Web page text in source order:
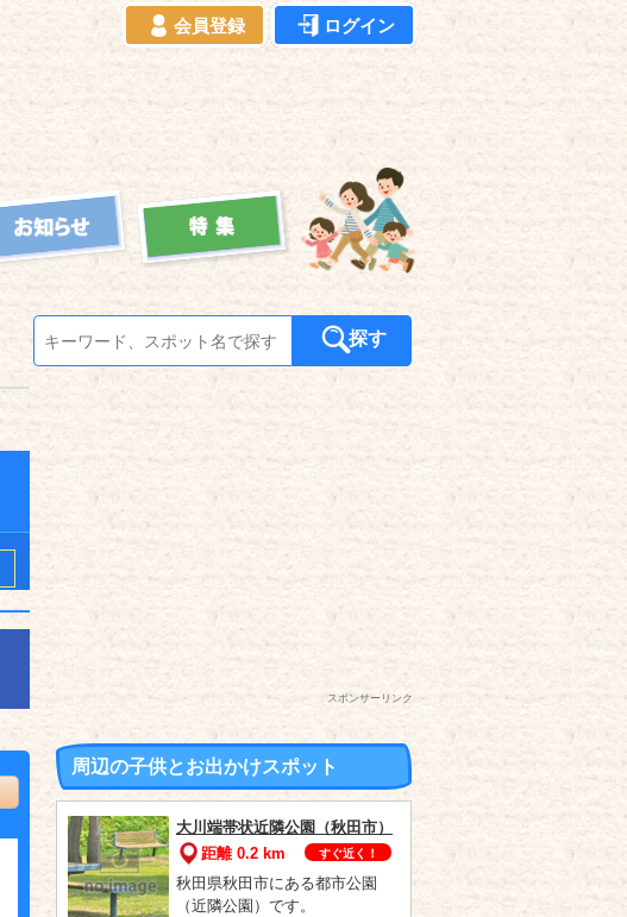
会員登録 ログイン
探す
スポンサーリンク
周辺の子供とお出かけスポット
大川端帯状近隣公園（秋田市）
距離 0.2 km
すぐ近く！
秋田県秋田市にある都市公園
（近隣公園）です。